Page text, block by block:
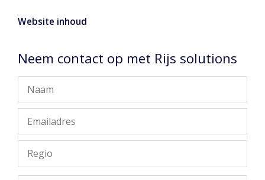
Website inhoud
Neem contact op met Rijs solutions